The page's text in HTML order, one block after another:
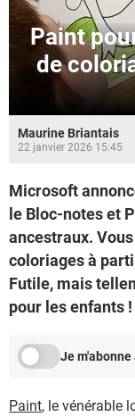
Paint
de
Maurine Briantais
22 janvier 2026 15:45
Microsoft
le Bloc-notes et
ancestraux.
coloriages à
Futile, mais
pour les enfants !
Je
Paint, le vénérable